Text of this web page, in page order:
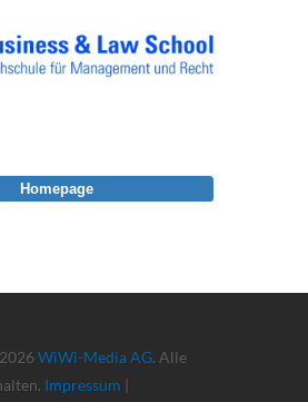
WiWi-Media AG. Alle
Impressum |
Homepage